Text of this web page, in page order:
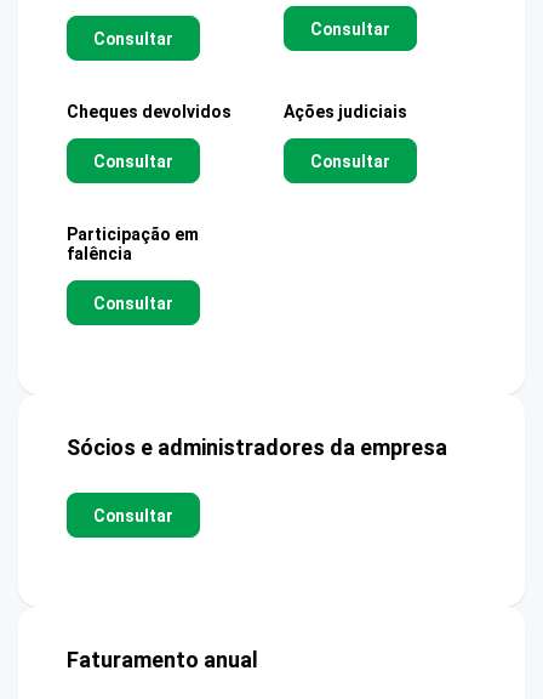
Consultar Consultar
Cheques devolvidos
Consultar
Ações judiciais
Consultar
Participação em
falência
Consultar
Sócios e administradores da empresa
Consultar
Faturamento anual